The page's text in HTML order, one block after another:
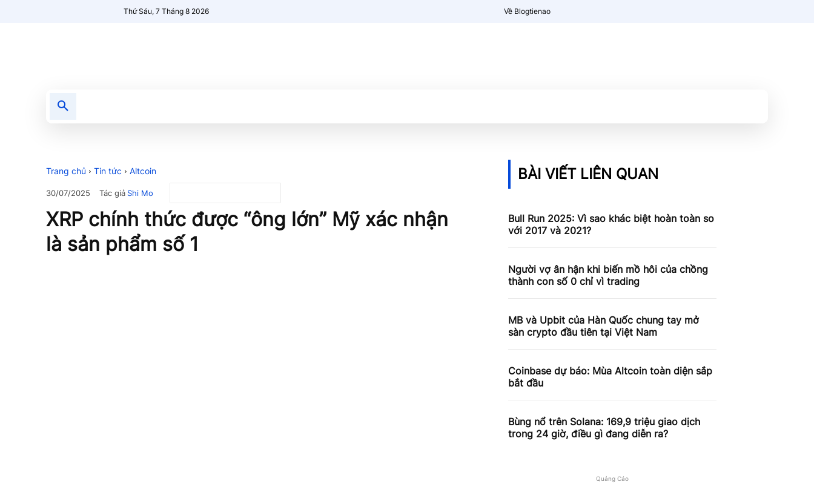
Thứ Sáu, 7 Tháng 8 2026 Về Blogtienao
Trang chủ Tin tức Altcoin
30/07/2025 Tác giảShi Mo
XRP chính thức được “ông lớn” Mỹ xác nhận
là sản phẩm số 1
BÀI VIẾT LIÊN QUAN
Bull Run 2025: Vì sao khác biệt hoàn toàn so
với 2017 và 2021?
Người vợ ân hận khi biến mồ hôi của chồng
thành con số 0 chỉ vì trading
MB và Upbit của Hàn Quốc chung tay mở
sàn crypto đầu tiên tại Việt Nam
Coinbase dự báo: Mùa Altcoin toàn diện sắp
bắt đầu
Bùng nổ trên Solana: 169,9 triệu giao dịch
trong 24 giờ, điều gì đang diễn ra?
Quảng Cáo